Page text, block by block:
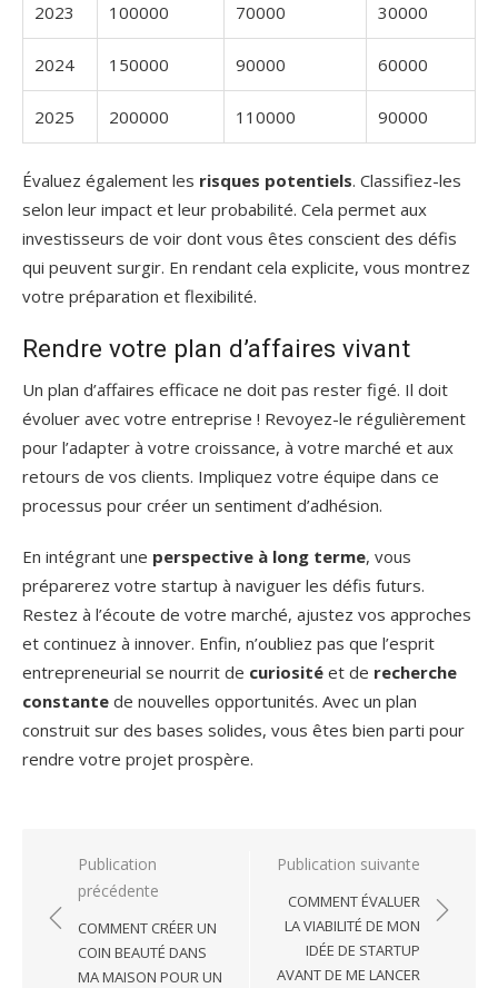
2023 100000 70000 30000
2024 150000 90000 60000
2025 200000 110000 90000
Évaluez également les risques potentiels. Classifiez-les
selon leur impact et leur probabilité. Cela permet aux
investisseurs de voir dont vous êtes conscient des défis
qui peuvent surgir. En rendant cela explicite, vous montrez
votre préparation et flexibilité.
Rendre votre plan d’affaires vivant
Un plan d’affaires efficace ne doit pas rester figé. Il doit
évoluer avec votre entreprise ! Revoyez-le régulièrement
pour l’adapter à votre croissance, à votre marché et aux
retours de vos clients. Impliquez votre équipe dans ce
processus pour créer un sentiment d’adhésion.
En intégrant une perspective à long terme, vous
préparerez votre startup à naviguer les défis futurs.
Restez à l’écoute de votre marché, ajustez vos approches
et continuez à innover. Enfin, n’oubliez pas que l’esprit
entrepreneurial se nourrit de curiosité et de recherche
constante de nouvelles opportunités. Avec un plan
construit sur des bases solides, vous êtes bien parti pour
rendre votre projet prospère.
Navigation
l’article
Publication
précédente
COMMENT CRÉER UN
COIN BEAUTÉ DANS
MA MAISON POUR UN
Publication suivante
COMMENT ÉVALUER
LA VIABILITÉ DE MON
IDÉE DE STARTUP
AVANT DE ME LANCER